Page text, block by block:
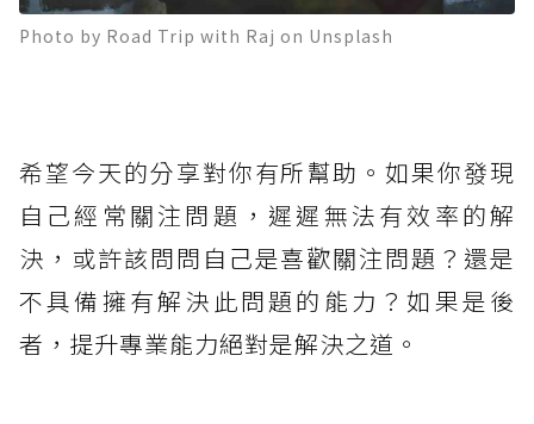
Photo by Road Trip with Raj on Unsplash
希望今天的分享對你有所幫助。如果你發現
自己經常關注問題，遲遲無法有效率的解
決，或許該問問自己是喜歡關注問題？還是
不具備擁有解決此問題的能力？如果是後
者，提升專業能力絕對是解決之道。